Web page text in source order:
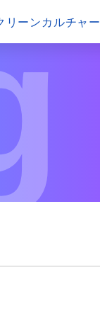
リーンカルチャー